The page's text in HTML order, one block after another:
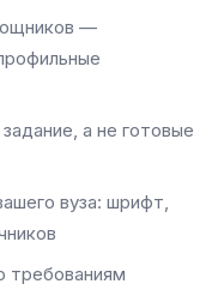
—
а не готовые
вуза: шрифт,
требованиям